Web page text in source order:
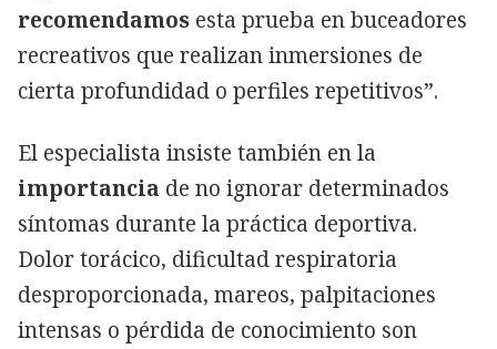
recomendamos esta prueba en buceadores
recreativos que realizan inmersiones de
cierta profundidad o perfiles repetitivos”.
El especialista insiste también en la
importancia de no ignorar determinados
síntomas durante la práctica deportiva.
Dolor torácico, dificultad respiratoria
desproporcionada, mareos, palpitaciones
intensas o pérdida de conocimiento son